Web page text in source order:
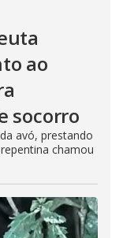
ao
socorro
avó, prestando
chamou